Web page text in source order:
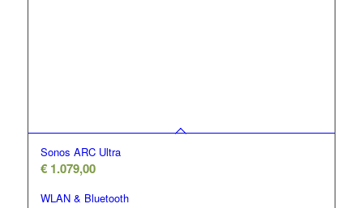
Sonos ARC Ultra
€1.079,00
WLAN & Bluetooth